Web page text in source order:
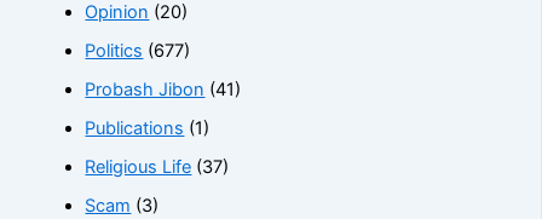
Opinion (20)
Politics (677)
Probash Jibon (41)
Publications (1)
Religious Life (37)
Scam (3)